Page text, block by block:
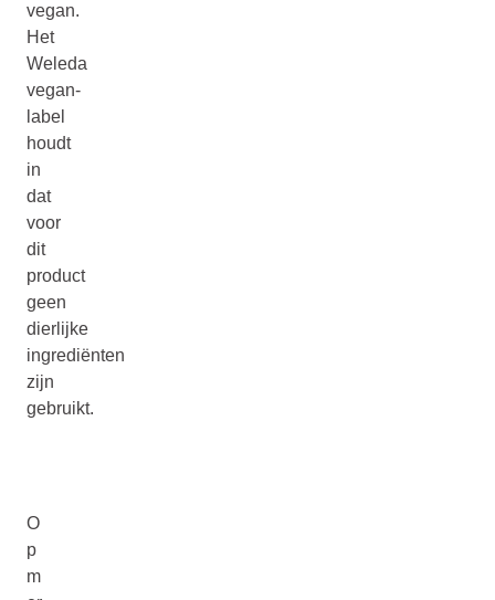
vegan.
Het
Weleda
vegan-
label
houdt
in
dat
voor
dit
product
geen
dierlijke
ingrediënten
zijn
gebruikt.
O
p
m